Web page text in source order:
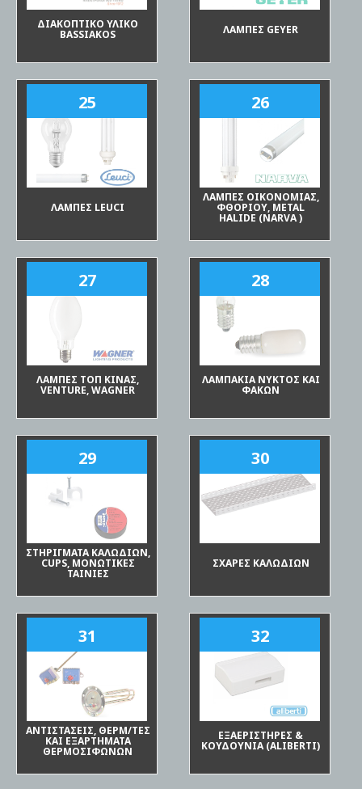
ΔΙΑΚΟΠΤΙΚΟ ΥΛΙΚΟ
BASSIAKOS ΛΑΜΠΕΣ GEYER
25
ΛΑΜΠΕΣ LEUCI
26
ΛΑΜΠΕΣ ΟΙΚΟΝΟΜΙΑΣ,
ΦΘΟΡΙΟΥ, METAL
HALIDE (NARVA )
27
ΛΑΜΠΕΣ ΤΟΠ ΚΙΝΑΣ,
VENTURE, WAGNER
28
ΛΑΜΠΑΚΙΑ ΝΥΚΤΟΣ ΚΑΙ
ΦΑΚΩΝ
29
ΣΤΗΡΙΓΜΑΤΑ ΚΑΛΩΔΙΩΝ,
CUPS, ΜΟΝΩΤΙΚΕΣ
ΤΑΙΝΙΕΣ
30
ΣΧΑΡΕΣ ΚΑΛΩΔΙΩΝ
31
ΑΝΤΙΣΤΑΣΕΙΣ, ΘΕΡΜ/ΤΕΣ
ΚΑΙ ΕΞΑΡΤΗΜΑΤΑ
ΘΕΡΜΟΣΙΦΩΝΩΝ
32
ΕΞΑΕΡΙΣΤΗΡΕΣ &
ΚΟΥΔΟΥΝΙΑ (ALIBERTI)